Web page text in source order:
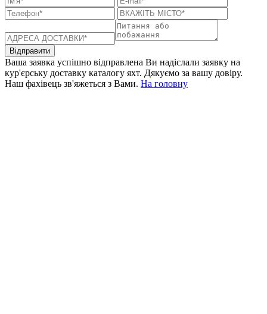
Відправити
Ваша заявка успішно відправлена Ви надіслали заявку на
кур'єрську доставку каталогу яхт. Дякуємо за вашу довіру.
Наш фахівець зв'яжеться з Вами. На головну